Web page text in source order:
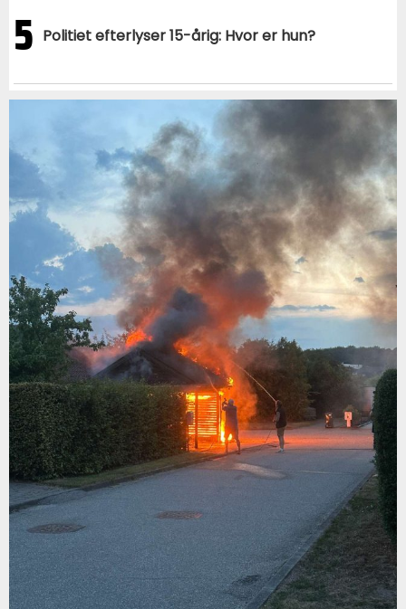
5 Politiet efterlyser 15-årig: Hvor er hun?